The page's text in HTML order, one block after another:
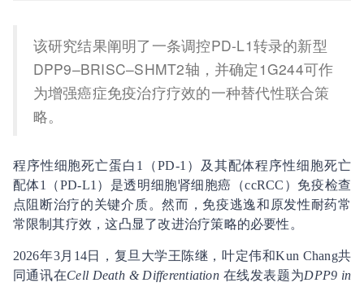
该研究结果阐明了一条调控PD-L1转录的新型
DPP9–BRISC–SHMT2轴，并确定1G244可作
为增强癌症免疫治疗疗效的一种替代性联合策
略。
程序性细胞死亡蛋白1（PD-1）及其配体程序性细胞死亡
配体1（PD-L1）是透明细胞肾细胞癌（ccRCC）免疫检查
点阻断治疗的关键介质。然而，免疫逃逸和原发性耐药常
常限制其疗效，这凸显了改进治疗策略的必要性。
2026年3月14日，复旦大学王陈继，叶定伟和Kun Chang共
同通讯在Cell Death & Differentiation在线发表题为DPP9 in